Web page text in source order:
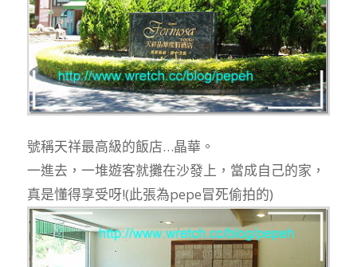
號稱天祥最高級的飯店…晶華。
一進去，一堆遊客就攤在沙發上，當成自己的家，
真是懂得享受呀!(此張為pepe冒死偷拍的)